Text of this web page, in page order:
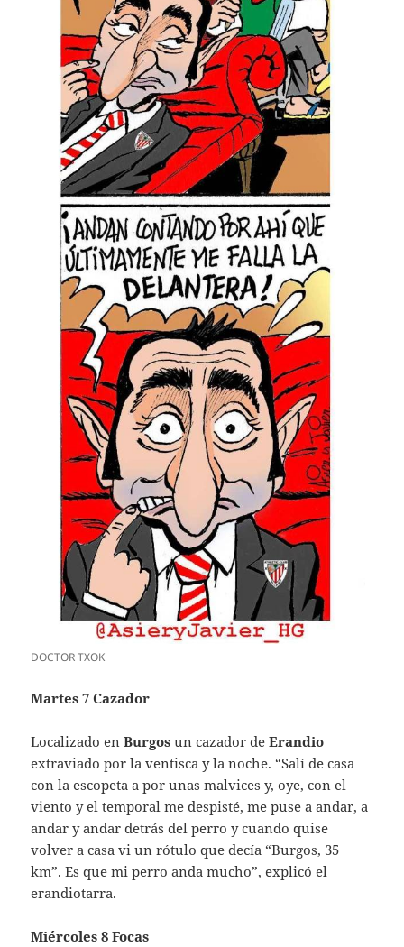
DOCTOR TXOK
Martes 7 Cazador
Localizado enBurgos un cazador de Erandio
extraviado por la ventisca y la noche. “Salí de casa
con la escopeta a por unas malvices y, oye, con el
viento y el temporal me despisté, me puse a andar, a
andar y andar detrás del perro y cuando quise
volver a casa vi un rótulo que decía “Burgos, 35
km”. Es que mi perro anda mucho”, explicó el
erandiotarra.
Miércoles 8 Focas